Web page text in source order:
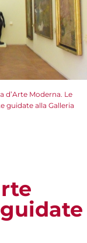
d’Arte Moderna. Le
guidate alla Galleria